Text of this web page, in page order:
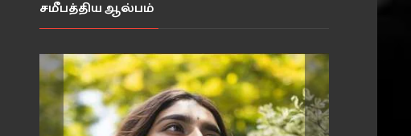
சமீபத்திய ஆல்பம்